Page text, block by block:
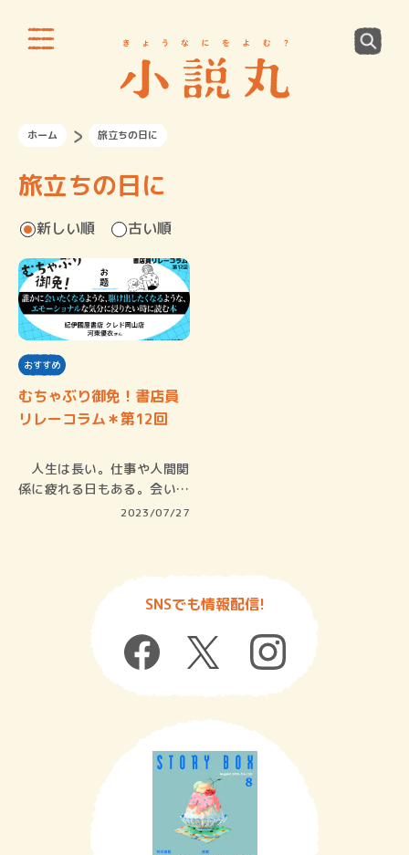
ホーム 旅立ちの日に
旅立ちの日に
新しい順 古い順
おすすめ
むちゃぶり御免！書店員
リレーコラム＊第12回
人生は長い。仕事や人間関
係に疲れる日もある。会いた
2023/07/27
SNSでも情報配信!